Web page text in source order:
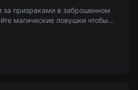
за призраками в заброшенном
магические ловушки чтобы